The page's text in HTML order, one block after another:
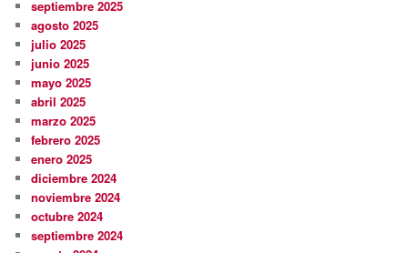
septiembre 2025
agosto 2025
julio 2025
junio 2025
mayo 2025
abril 2025
marzo 2025
febrero 2025
enero 2025
diciembre 2024
noviembre 2024
octubre 2024
septiembre 2024